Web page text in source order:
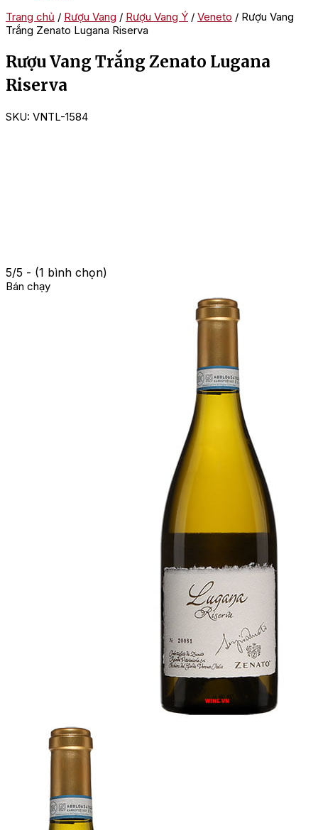
Trang chủ / Rượu Vang / Rượu Vang Ý / Veneto / Rượu Vang
Trắng Zenato Lugana Riserva
Rượu Vang Trắng Zenato Lugana
Riserva
SKU: VNTL-1584
5/5 - (1 bình chọn)
Bán chạy